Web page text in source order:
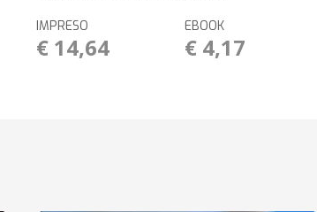
IMPRESO
€ 14,64
EBOOK
€ 4,17